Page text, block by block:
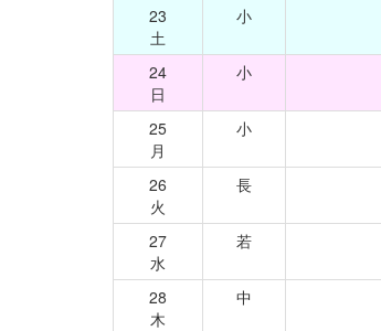
23
土
小
24
日
小
25
月
小
26
火
長
27
水
若
28
木
中